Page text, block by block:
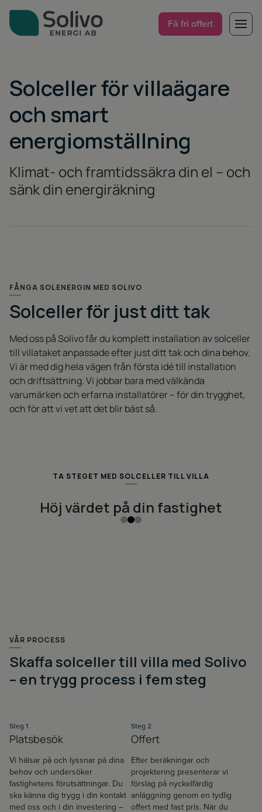
Få fri offert
Tjänster för
Artiklar & guider
Om oss
Om oss
Varumärken
Kontakt
Solceller för villaägare
och smart
energiomställning
Klimat- och framtidssäkra din el – och
sänk din energiräkning
FÅNGA SOLENERGIN MED SOLIVO
Solceller för just ditt tak
Med oss på Solivo får du komplett installation av solceller
till villataket anpassade efter just ditt tak och dina behov.
Vi är med dig hela vägen från första idé till installation
och driftsättning. Vi jobbar bara med välkända
varumärken och erfarna installatörer – för din trygghet,
och för att vi vet att det blir bäst så.
TA STEGET MED SOLCELLER TILL VILLA
Höj värdet på din fastighet
VÅR PROCESS
Skaffa solceller till villa med Solivo
– en trygg process i fem steg
Steg 1
Platsbesök
Vi hälsar på och lyssnar på dina
behov och undersöker
fastighetens förutsättningar. Du
ska känna dig trygg i din kontakt
med oss och i din investering –
Steg 2
Offert
Efter beräkningar och
projektering presenterar vi
förslag på nyckelfärdig
anläggning genom en tydlig
offert med fast pris. När du